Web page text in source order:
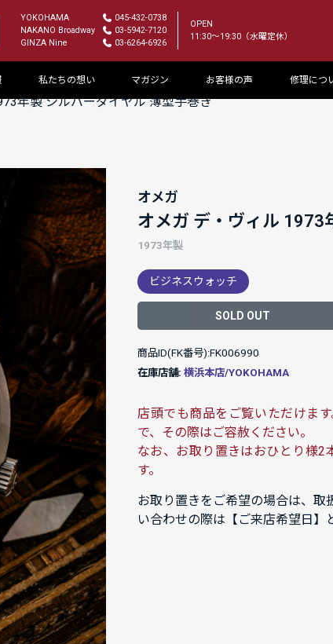
YOKOHAMA
045-432-0738
NAKANO Broadway
03-5942-7120
GINZA Nine
03-6264-6926
OPEN
11:30～19:30（水曜定休）
私たちの想い マガジン お客様の声 修理につ
年製 シルバーダイヤル 薄型手巻き
オメガ
オメガ デ・ヴィル 1973
1973年製
ビジネスウォッチ
SOLD OUT
商品ID(FK番号):FK006990
在庫店舗: 横浜本店/YOKOHAMA
店頭でも商品をご覧いただけま
で、その際はご容赦ください。
なお、お取り置きはおひとり様2
す。
お取り置きをご希望の場合は、取
い合わせの際は【ご来店希望日】